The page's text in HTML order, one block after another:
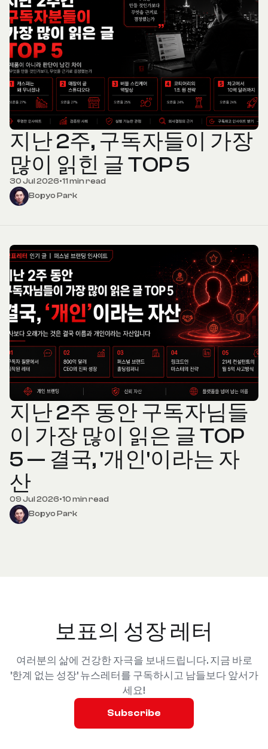
지난 2주, 구독자들이 가장
많이 읽힌 글 TOP 5
30 Jul 2026•11 min read
Bopyo Park
지난 2주 동안 구독자님들
이 가장 많이 읽은 글 TOP
5 — 결국, '개인'이라는 자
산
09 Jul 2026•10 min read
Bopyo Park
보표의 성장 레터
여러분의 삶에 건강한 자극을 보내드립니다. 지금 바로
'한계 없는 성장' 뉴스레터를 구독하시고 남들보다 앞서가
세요!
Subscribe